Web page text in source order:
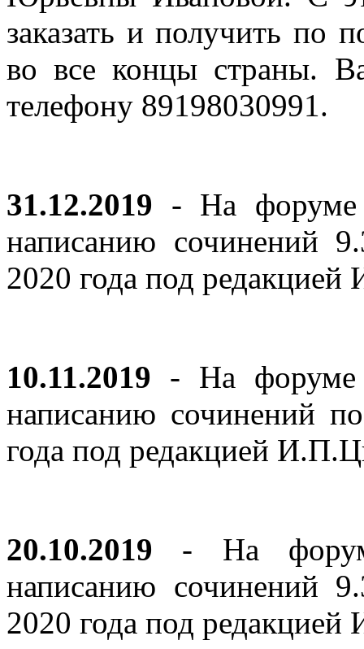
заказать и получить по
во все концы страны.
телефону 89198030991.
31.12.2019 - На форуме
написанию сочинений
2020 года под
10.11.2019 - На форуме
написанию сочинений
года под редакцией
20.10.2019 - На
написанию сочинений
2020 года под